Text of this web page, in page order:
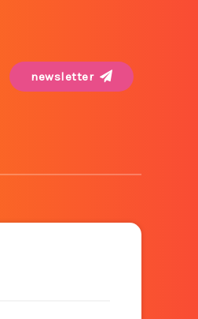
newsletter